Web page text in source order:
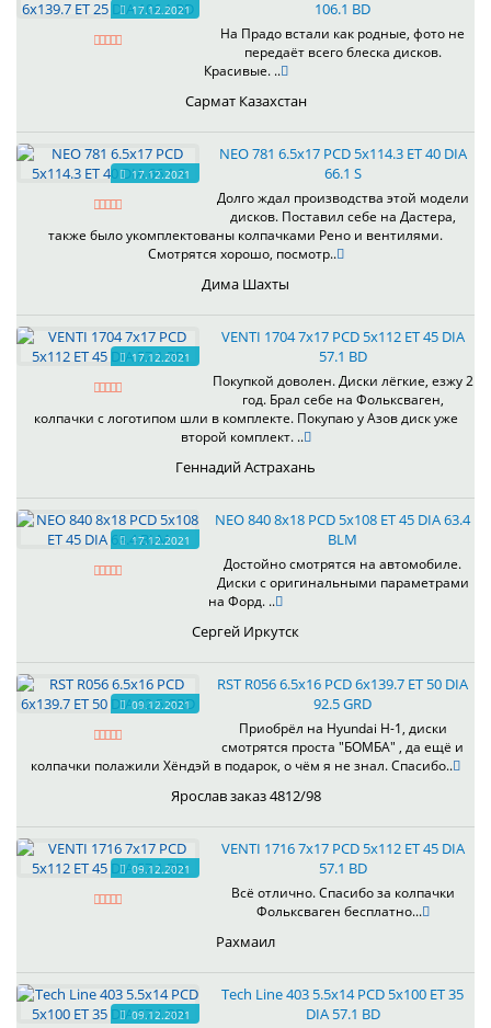
17.12.2021 106.1 BD
На Прадо встали как родные, фото не
передаёт всего блеска дисков.
Красивые. ..
Сармат Казахстан
17.12.2021
NEO 781 6.5x17 PCD 5x114.3 ET 40 DIA
66.1 S
Долго ждал производства этой модели
дисков. Поставил себе на Дастера,
также было укомплектованы колпачками Рено и вентилями.
Смотрятся хорошо, посмотр..
Дима Шахты
17.12.2021
VENTI 1704 7x17 PCD 5x112 ET 45 DIA
57.1 BD
Покупкой доволен. Диски лёгкие, езжу 2
год. Брал себе на Фольксваген,
колпачки с логотипом шли в комплекте. Покупаю у Азов диск уже
второй комплект. ..
Геннадий Астрахань
17.12.2021
NEO 840 8x18 PCD 5x108 ET 45 DIA 63.4
BLM
Достойно смотрятся на автомобиле.
Диски с оригинальными параметрами
на Форд. ..
Сергей Иркутск
09.12.2021
RST R056 6.5x16 PCD 6x139.7 ET 50 DIA
92.5 GRD
Приобрёл на Hyundai H-1, диски
смотрятся проста "БОМБА" , да ещё и
колпачки полажили Хёндэй в подарок, о чём я не знал. Спасибо..
Ярослав заказ 4812/98
09.12.2021
VENTI 1716 7x17 PCD 5x112 ET 45 DIA
57.1 BD
Всё отлично. Спасибо за колпачки
Фольксваген бесплатно...
Рахмаил
09.12.2021
Tech Line 403 5.5x14 PCD 5x100 ET 35
DIA 57.1 BD